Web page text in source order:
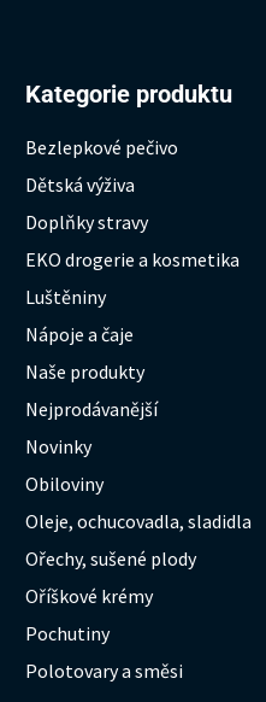
Kategorie produktu
Bezlepkové pečivo
Dětská výživa
Doplňky stravy
EKO drogerie a kosmetika
Luštěniny
Nápoje a čaje
Naše produkty
Nejprodávanější
Novinky
Obiloviny
Oleje, ochucovadla, sladidla
Ořechy, sušené plody
Oříškové krémy
Pochutiny
Polotovary a směsi